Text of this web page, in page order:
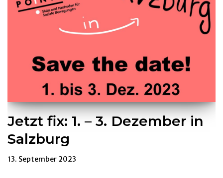
Jetzt fix: 1. – 3. Dezember in
Salzburg
13. September 2023